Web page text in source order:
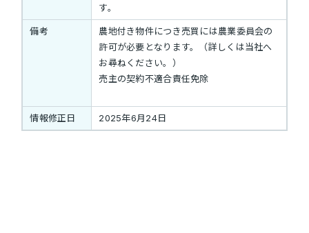
す。
備考
農地付き物件につき売買には農業委員会の
許可が必要となります。（詳しくは当社へ
お尋ねください。）
売主の契約不適合責任免除
情報修正日 2025年6月24日